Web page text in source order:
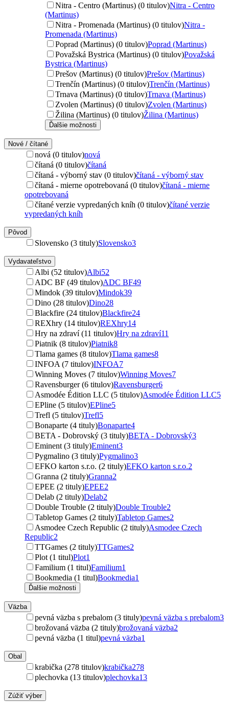
Nitra - Centro (Martinus) (0 titulov)Nitra - Centro
(Martinus)
Nitra - Promenada (Martinus) (0 titulov)Nitra -
Promenada (Martinus)
Poprad (Martinus) (0 titulov)Poprad (Martinus)
Považská Bystrica (Martinus) (0 titulov)Považská
Bystrica (Martinus)
Prešov (Martinus) (0 titulov)Prešov (Martinus)
Trenčín (Martinus) (0 titulov)Trenčín (Martinus)
Trnava (Martinus) (0 titulov)Trnava (Martinus)
Zvolen (Martinus) (0 titulov)Zvolen (Martinus)
Žilina (Martinus) (0 titulov)Žilina (Martinus)
Ďalšie možnosti
Nové / čítané
nová (0 titulov)nová
čítaná (0 titulov)čítaná
čítaná - výborný stav (0 titulov)čítaná - výborný stav
čítaná - mierne opotrebovaná (0 titulov)čítaná - mierne
opotrebovaná
čítané verzie vypredaných kníh (0 titulov)čítané verzie
vypredaných kníh
Pôvod
Slovensko (3 tituly)Slovensko3
Vydavateľstvo
Albi (52 titulov)Albi52
ADC BF (49 titulov)ADC BF49
Mindok (39 titulov)Mindok39
Dino (28 titulov)Dino28
Blackfire (24 titulov)Blackfire24
REXhry (14 titulov)REXhry14
Hry na zdraví (11 titulov)Hry na zdraví11
Piatnik (8 titulov)Piatnik8
Tlama games (8 titulov)Tlama games8
INFOA (7 titulov)INFOA7
Winning Moves (7 titulov)Winning Moves7
Ravensburger (6 titulov)Ravensburger6
Asmodée Édition LLC (5 titulov)Asmodée Édition LLC5
EPline (5 titulov)EPline5
Trefl (5 titulov)Trefl5
Bonaparte (4 tituly)Bonaparte4
BETA - Dobrovský (3 tituly)BETA - Dobrovský3
Eminent (3 tituly)Eminent3
Pygmalino (3 tituly)Pygmalino3
EFKO karton s.r.o. (2 tituly)EFKO karton s.r.o.2
Granna (2 tituly)Granna2
EPEE (2 tituly)EPEE2
Delab (2 tituly)Delab2
Double Trouble (2 tituly)Double Trouble2
Tabletop Games (2 tituly)Tabletop Games2
Asmodee Czech Republic (2 tituly)Asmodee Czech
Republic2
TTGames (2 tituly)TTGames2
Plot (1 titul)Plot1
Familium (1 titul)Familium1
Bookmedia (1 titul)Bookmedia1
Ďalšie možnosti
Väzba
pevná väzba s prebalom (3 tituly)pevná väzba s prebalom3
brožovaná väzba (2 tituly)brožovaná väzba2
pevná väzba (1 titul)pevná väzba1
Obal
krabička (278 titulov)krabička278
plechovka (13 titulov)plechovka13
Zúžiť výber